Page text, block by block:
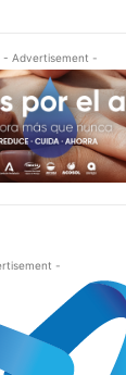
- Advertisement -
-